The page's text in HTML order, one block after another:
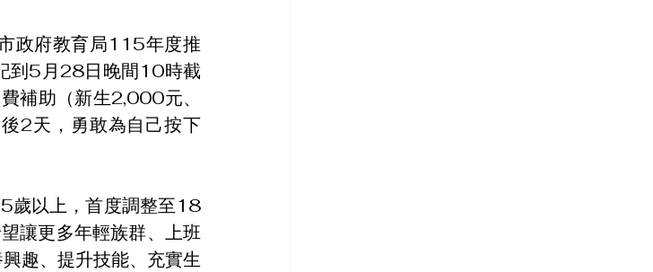
政府教育局115年度推
到5月28日晚間10時截
補助（新生2,000元、
2天，勇敢為自己按下
歲以上，首度調整至18
讓更多年輕族群、上班
趣、提升技能、充實生